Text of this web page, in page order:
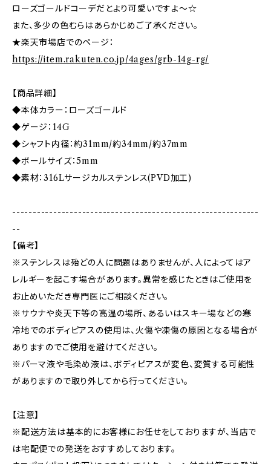
ローズゴールドコーデだとより可愛いですよ～☆
また、多少の色むらはあらかじめご了承ください。
★楽天市場店でのページ：
https://item.rakuten.co.jp/4ages/grb-14g-rg/
【商品詳細】
◆本体カラー：ローズゴールド
◆ゲージ：14G
◆シャフト内径：約31mm/約34mm/約37mm
◆ボールサイズ：5mm
◆素材：316Lサージカルステンレス(PVD加工)
------------------------------------------------------------
--
【備考】
※ステンレスは殆どの人に問題はありませんが、人によってはア
レルギーを起こす場合があります。異常を感じたときはご使用を
お止めいただき専門医にご相談ください。
※サウナや炎天下等の高温の場所、あるいはスキー場などの寒
冷地でのボディピアスの使用は、火傷や凍傷の原因となる場合が
ありますのでご使用を避けてください。
※パーマ液や毛染め液は、ボディピアスが変色、変質する可能性
がありますので取り外してから行ってください。
【注意】
※配送方法は基本的にお客様にお任せをしておりますが、当店で
は宅配便での発送をおすすめしております。